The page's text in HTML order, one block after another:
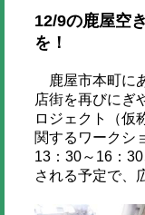
12/9の鹿屋空
を！
鹿屋市本町に
店街を再びにぎ
ロジェクト（仮
関するワークシ
13：30～16：
される予定で、